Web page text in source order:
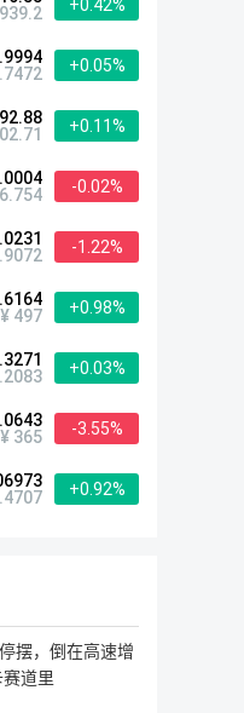
+0.42%
+0.05%
+0.11%
-0.02%
-1.22%
¥ 497
+0.98%
+0.03%
¥ 365
-3.55%
+0.92%
摆，倒在高速增
道里